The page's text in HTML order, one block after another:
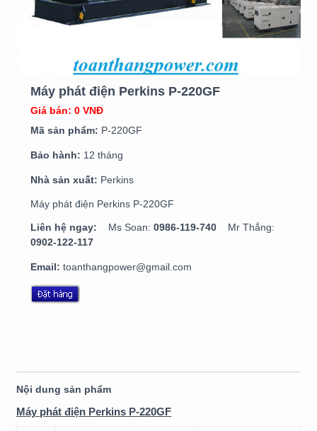
Máy phát điện Perkins P-220GF
Giá bán: 0 VNĐ
Mã sản phẩm: P-220GF
Bảo hành: 12 tháng
Nhà sản xuất: Perkins
Máy phát điện Perkins P-220GF
Liên hệ ngay: Ms Soan: 0986-119-740 Mr Thắng:
0902-122-117
Email: toanthangpower@gmail.com
Nội dung sản phẩm
Máy phát điện Perkins P-220GF